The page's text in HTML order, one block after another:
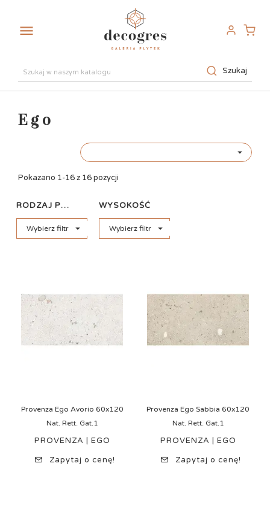

Szukaj
Ego

Pokazano 1-16 z 16 pozycji
RODZAJ PŁYTKI
Wybierz filtr 
WYSOKOŚĆ
Wybierz filtr 
Provenza Ego Avorio 60x120
Nat. Rett. Gat.1
PROVENZA | EGO
Zapytaj o cenę!
Provenza Ego Sabbia 60x120
Nat. Rett. Gat.1
PROVENZA | EGO
Zapytaj o cenę!